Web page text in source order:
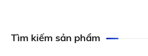
Tìm kiếm sản phẩm